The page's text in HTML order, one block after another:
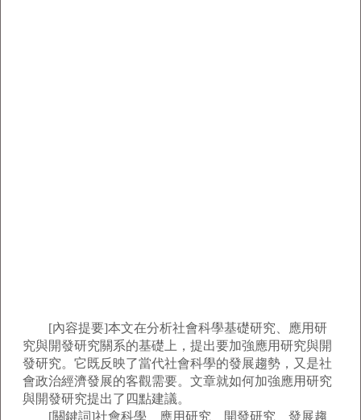
[內容提要]本文在分析社會科學基礎研究、應用研
究與開發研究關系的基礎上，提出要加強應用研究與開
發研究。它既反映了當代社會科學的發展趨勢，又是社
會政治經濟發展的客觀需要。文章就如何加強應用研究
與開發研究提出了四點建議。
[關鍵詞]社會科學 應用研究 開發研究 發展趨